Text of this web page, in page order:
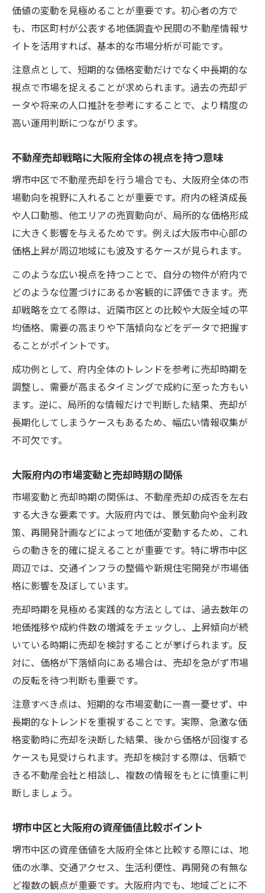
価値の変動を見極めることが重要です。初心者の方で
も、市区町村が公表する地価調査や民間の不動産情報サ
イトを活用すれば、基本的な市場分析が可能です。
注意点として、短期的な価格変動だけでなく中長期的な
視点で市場を捉えることが求められます。過去の売却デ
ータや将来の人口推計を参考にすることで、より精度の
高い運用判断につながります。
不動産売却戦略に大阪府全体の視点を持つ意味
堺市中区で不動産売却を行う場合でも、大阪府全体の市
場動向を視野に入れることが重要です。府内の経済成長
や人口動態、他エリアの売買動向が、局所的な価格形成
に大きく影響を与えるためです。例えば大阪市中心部の
価格上昇が周辺地域にも波及するケースが見られます。
このような広い視点を持つことで、自分の物件が府内で
どのような位置づけにあるか客観的に評価できます。売
却戦略を立てる際は、近隣市区との比較や大阪全域の平
均価格、需要の高まりや下落傾向などをデータで把握す
ることがポイントです。
成功例として、府内全体のトレンドを参考に売却時期を
調整し、需要が高まるタイミングで成約に至った方もい
ます。逆に、局所的な情報だけで判断した結果、売却が
長期化してしまうケースもあるため、幅広い情報収集が
不可欠です。
大阪府内の市場変動と売却時期の関係
市場変動と売却時期の関係は、不動産売却の成否を左右
する大きな要素です。大阪府内では、景気動向や金利政
策、再開発計画などによって地価が変動するため、これ
らの動きを的確に捉えることが重要です。特に堺市中区
周辺では、交通インフラの整備や新規住宅開発が市場価
格に影響を及ぼしています。
売却時期を見極める実践的な方法としては、過去数年の
地価推移や成約件数の増減をチェックし、上昇傾向が続
いている時期に売却を検討することが挙げられます。反
対に、価格が下落傾向にある場合は、売却を急がず市場
の反転を待つ判断も重要です。
注意すべき点は、短期的な市場変動に一喜一憂せず、中
長期的なトレンドを重視することです。実際、急激な価
格変動時に売却を決断した結果、後から価格が回復する
ケースも見受けられます。売却を検討する際は、信頼で
きる不動産会社と相談し、複数の情報をもとに慎重に判
断しましょう。
堺市中区と大阪府の資産価値比較ポイント
堺市中区の資産価値を大阪府全体と比較する際には、地
価の水準、交通アクセス、生活利便性、再開発の有無な
ど複数の観点が重要です。大阪府内でも、地域ごとに不